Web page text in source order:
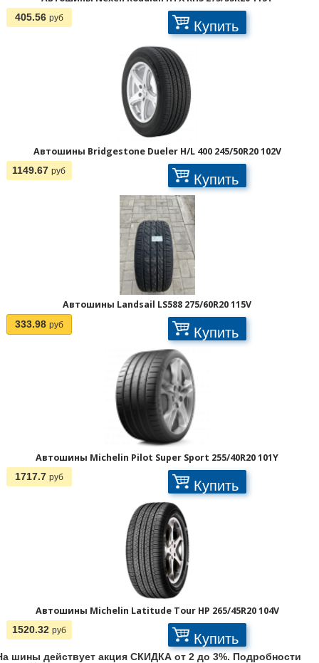
405.56 руб Купить
Автошины Bridgestone Dueler H/L 400 245/50R20 102V
1149.67 руб Купить
Автошины Landsail LS588 275/60R20 115V
333.98 руб Купить
Автошины Michelin Pilot Super Sport 255/40R20 101Y
1717.7 руб Купить
Автошины Michelin Latitude Tour HP 265/45R20 104V
1520.32 руб Купить
шины действует акция СКИДКА от 2 до 3%. Подробности
Отображать по: